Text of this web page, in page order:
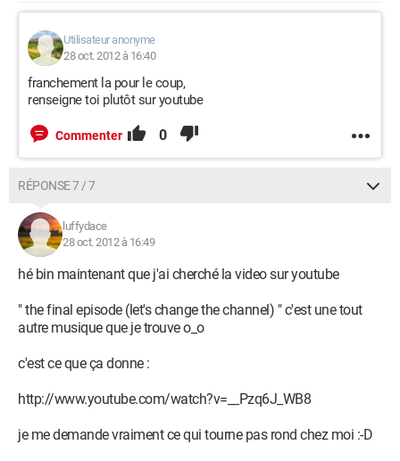
Utilisateur anonyme
28 oct. 2012 à 16:40
franchement la pour le coup,
renseigne toi plutôt sur youtube
Commenter 0
RÉPONSE 7 / 7
luffydace
28 oct. 2012 à 16:49
hé bin maintenant que j'ai cherché la video sur youtube
" the final episode (let's change the channel) " c'est une tout
autre musique que je trouve o_o
c'est ce que ça donne :
http://www.youtube.com/watch?v=__Pzq6J_WB8
je me demande vraiment ce qui tourne pas rond chez moi :-D